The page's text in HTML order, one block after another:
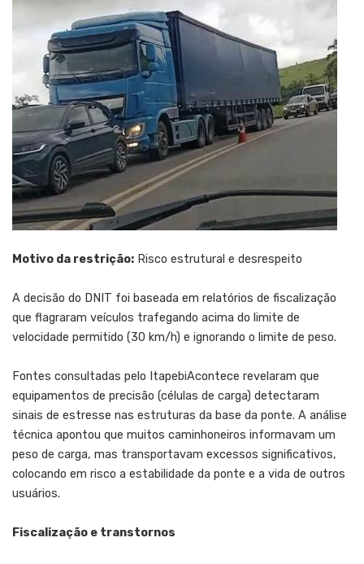
Motivo da restrição: Risco estrutural e desrespeito
A decisão do DNIT foi baseada em relatórios de fiscalização
que flagraram veículos trafegando acima do limite de
velocidade permitido (30 km/h) e ignorando o limite de peso.
Fontes consultadas pelo ItapebiAcontece revelaram que
equipamentos de precisão (células de carga) detectaram
sinais de estresse nas estruturas da base da ponte. A análise
técnica apontou que muitos caminhoneiros informavam um
peso de carga, mas transportavam excessos significativos,
colocando em risco a estabilidade da ponte e a vida de outros
usuários.
Fiscalização e transtornos